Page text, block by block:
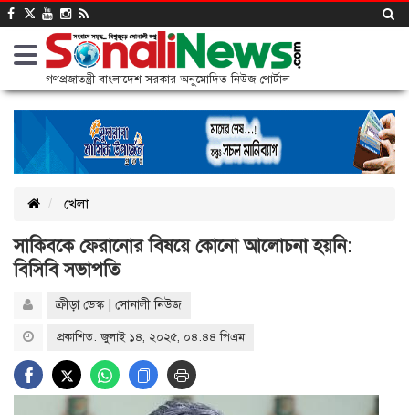
গণপ্রজাতন্ত্রী বাংলাদেশ সরকার অনুমোদিত নিউজ পোর্টাল
খেলা
সাকিবকে ফেরানোর বিষয়ে কোনো আলোচনা হয়নি:
বিসিবি সভাপতি
ক্রীড়া ডেস্ক | সোনালী নিউজ
প্রকাশিত: জুলাই ১৪, ২০২৫, ০৪:৪৪ পিএম